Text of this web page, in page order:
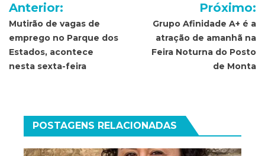
de
Post
Anterior:
Mutirão de vagas de
emprego no Parque dos
Estados, acontece
nesta sexta-feira
Próximo:
Grupo Afinidade A+ é a
atração de amanhã na
Feira Noturna do Posto
de Monta
POSTAGENS RELACIONADAS